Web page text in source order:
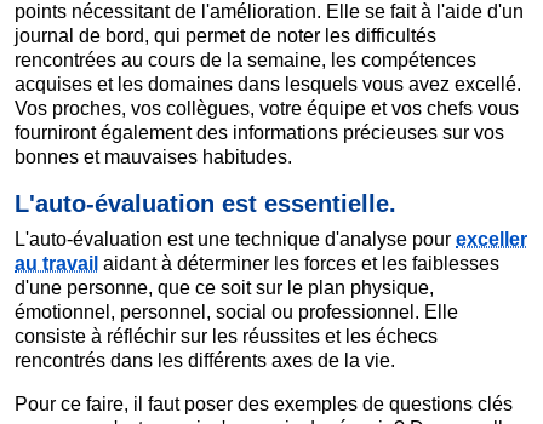
points nécessitant de l'amélioration. Elle se fait à l'aide d'un
journal de bord, qui permet de noter les difficultés
rencontrées au cours de la semaine, les compétences
acquises et les domaines dans lesquels vous avez excellé.
Vos proches, vos collègues, votre équipe et vos chefs vous
fourniront également des informations précieuses sur vos
bonnes et mauvaises habitudes.
L'auto-évaluation est essentielle.
L'auto-évaluation est une technique d'analyse pour exceller
au travail aidant à déterminer les forces et les faiblesses
d'une personne, que ce soit sur le plan physique,
émotionnel, personnel, social ou professionnel. Elle
consiste à réfléchir sur les réussites et les échecs
rencontrés dans les différents axes de la vie.
Pour ce faire, il faut poser des exemples de questions clés